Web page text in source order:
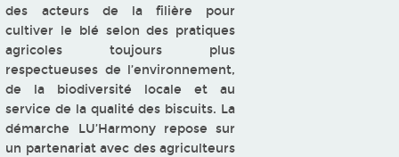
des acteurs de la filière pour
cultiver le blé selon des pratiques
agricoles toujours plus
respectueuses de l’environnement,
de la biodiversité locale et au
service de la qualité des biscuits. La
démarche LU’Harmony repose sur
un partenariat avec des agriculteurs